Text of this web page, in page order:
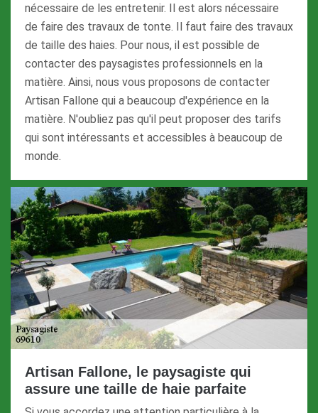
nécessaire de les entretenir. Il est alors nécessaire
de faire des travaux de tonte. Il faut faire des travaux
de taille des haies. Pour nous, il est possible de
contacter des paysagistes professionnels en la
matière. Ainsi, nous vous proposons de contacter
Artisan Fallone qui a beaucoup d'expérience en la
matière. N'oubliez pas qu'il peut proposer des tarifs
qui sont intéressants et accessibles à beaucoup de
monde.
Artisan Fallone, le paysagiste qui
assure une taille de haie parfaite